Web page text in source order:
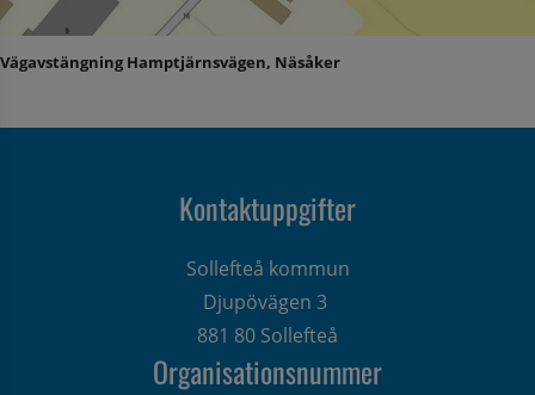
Vägavstängning Hamptjärnsvägen, Näsåker
Kontaktuppgifter
Sollefteå kommun
Djupövägen 3
881 80 Sollefteå
Organisationsnummer